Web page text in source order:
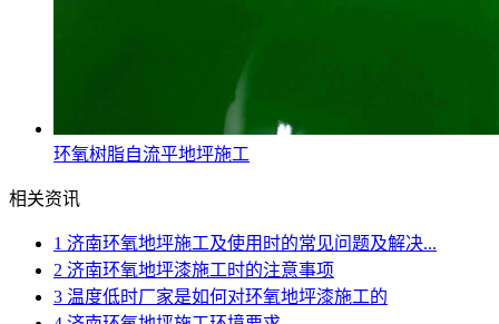
环氧树脂自流平地坪施工
相关资讯
1 济南环氧地坪施工及使用时的常见问题及解决...
2 济南环氧地坪漆施工时的注意事项
3 温度低时厂家是如何对环氧地坪漆施工的